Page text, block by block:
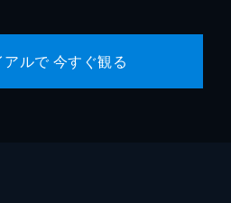
ルで 今すぐ観る